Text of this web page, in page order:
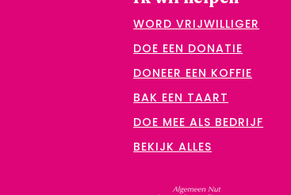
WORD VRIJWILLIGER
DOE EEN DONATIE
DONEER EEN KOFFIE
BAK EEN TAART
DOE MEE ALS BEDRIJF
BEKIJK ALLES